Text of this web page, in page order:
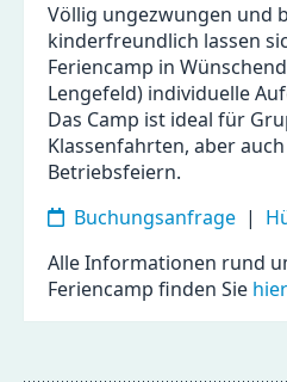
Völlig ungezwungen und
kinderfreundlich lassen
Feriencamp in
Lengefeld) individuelle
Das Camp ist ideal für
Klassenfahrten, aber
Betriebsfeiern.
Buchungsanfrage |
Alle Informationen rund
Feriencamp finden Sie hier